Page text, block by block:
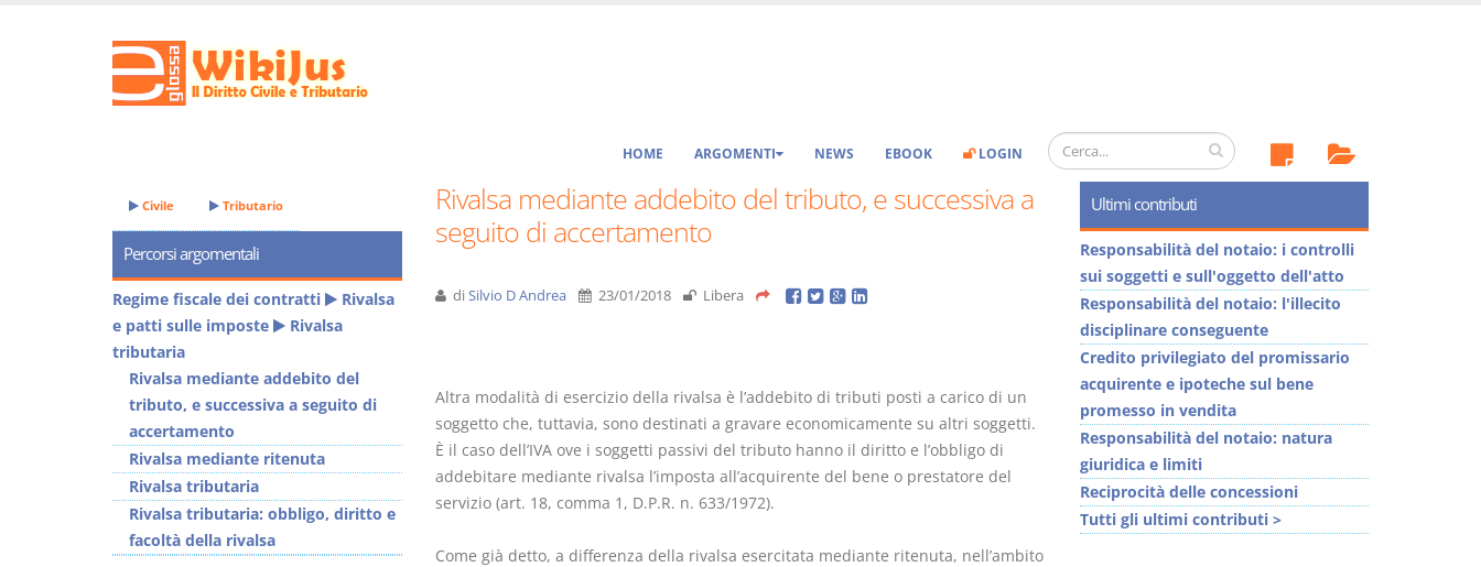
HOME ARGOMENTI NEWS EBOOK LOGIN
Rivalsa mediante addebito del tributo, e successiva a
seguito di accertamento
diSilvio D Andrea 23/01/2018 Libera
Altra modalità di esercizio della rivalsa è l’addebito di tributi posti a carico di un
soggetto che, tuttavia, sono destinati a gravare economicamente su altri soggetti.
È il caso dell’IVA ove i soggetti passivi del tributo hanno il diritto e l’obbligo di
addebitare mediante rivalsa l’imposta all’acquirente del bene o prestatore del
servizio (art. 18, comma 1, D.P.R. n. 633/1972).
Come già detto, a differenza della rivalsa esercitata mediante ritenuta, nell’ambito
Civile Tributario
Percorsi argomentali
Regime fiscale dei contratti
Rivalsa
e patti sulle imposte
Rivalsa
tributaria
Rivalsa mediante addebito del
tributo, e successiva a seguito di
accertamento
Rivalsa mediante ritenuta
Rivalsa tributaria
Rivalsa tributaria: obbligo, diritto e
facoltà della rivalsa
Ultimi contributi
Responsabilità del notaio: i controlli
sui soggetti e sull'oggetto dell'atto
Responsabilità del notaio: l'illecito
disciplinare conseguente
Credito privilegiato del promissario
acquirente e ipoteche sul bene
promesso in vendita
Responsabilità del notaio: natura
giuridica e limiti
Reciprocità delle concessioni
Tutti gli ultimi contributi >